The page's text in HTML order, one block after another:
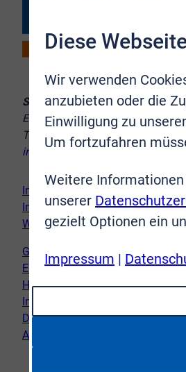
Sie erreichen uns:
Europaplatz 10–12, 53721
Telefon:
02241 9998-8
info@vr-immobilien-brs.de
Immobilie verkaufen
Immobilie kaufen
Wir vor Ort
Genderhinweis
Erklärung zur Barrierefreiheit
Hinweispflicht Newsletter
Impressum
Datenschutz
AGB
Diese
Wir verwenden
anzubieten oder die
Einwilligung zu
Um fortzufahren
Weitere
unserer
gezielt Optionen ein
Impressum |